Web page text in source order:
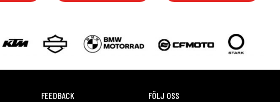
FEEDBACK FÖLJ OSS